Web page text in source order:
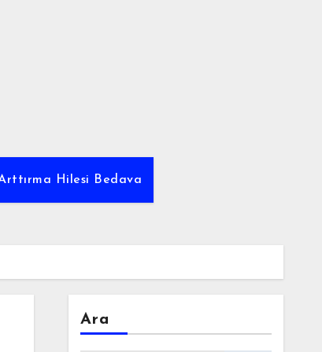
Hilesi Bedava
Ara